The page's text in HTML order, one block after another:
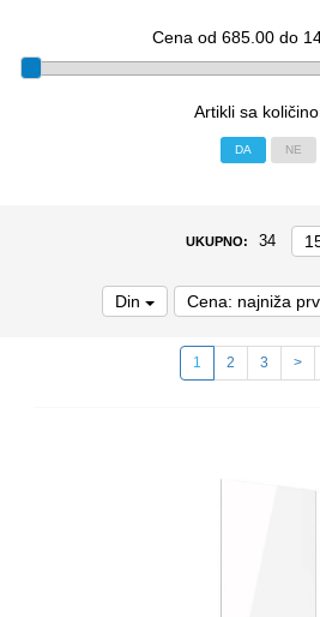
Cena od 685.00 do
Artikli sa
DA NE
UKUPNO: 34
Din Cena: najniža
1 2 3 >